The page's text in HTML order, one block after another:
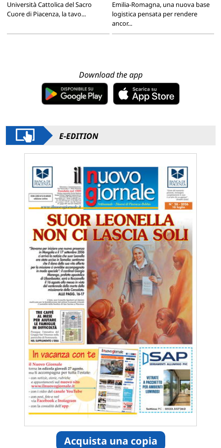
Università Cattolica del Sacro
Cuore di Piacenza, la tavo...
Emilia-Romagna, una nuova base
logistica pensata per rendere
ancor...
Download the app
E-EDITION
Acquista una copia